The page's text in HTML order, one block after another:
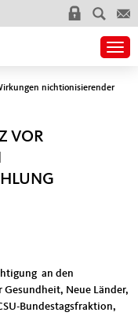
nichtionisierender
VOR
an den
Neue Länder,
Bundestagsfraktion,